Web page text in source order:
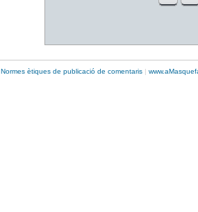
Normes ètiques de publicació de comentaris | www.